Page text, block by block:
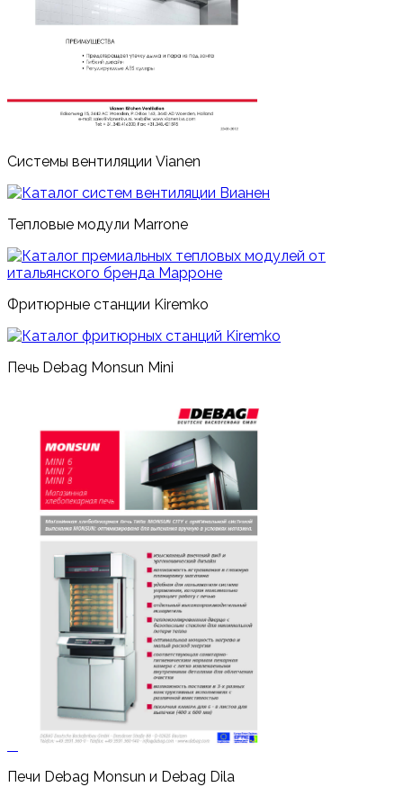
Системы вентиляции Vianen
Тепловые модули Marrone
Фритюрные станции Kiremko
Печь Debag Monsun Mini
Печи Debag Monsun и Debag Dila